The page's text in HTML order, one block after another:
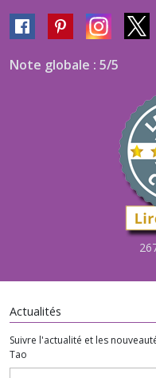
Note globale : 5/5
Actualités
Suivre l'actualité et les
Tao